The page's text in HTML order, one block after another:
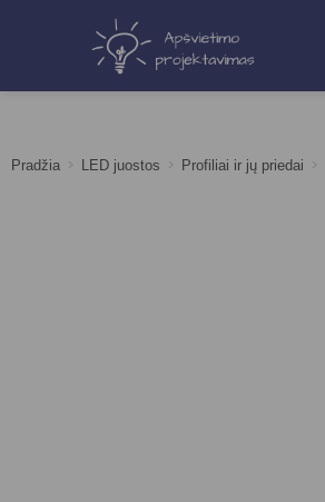
Pradžia > LED juostos > Profiliai ir jų priedai >